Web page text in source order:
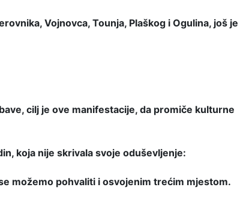
Vojnovca, Tounja, Plaškog i Ogulina, još je
cilj je ove manifestacije, da promiče kulturne
koja nije skrivala svoje oduševljenje:
možemo pohvaliti i osvojenim trećim mjestom.